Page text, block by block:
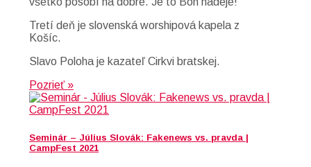
Tretí deň je slovenská worshipová kapela z
Košíc.
Slavo Poloha je kazateľ Cirkvi bratskej.
Pozrieť »
Seminár – Július Slovák: Fakenews vs. pravda |
CampFest 2021